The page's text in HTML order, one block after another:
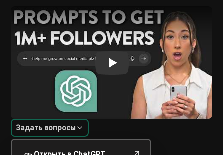
Play Video:20 подсказок ChatGPT, которые нужны
Введение в содержание
Задать вопросы